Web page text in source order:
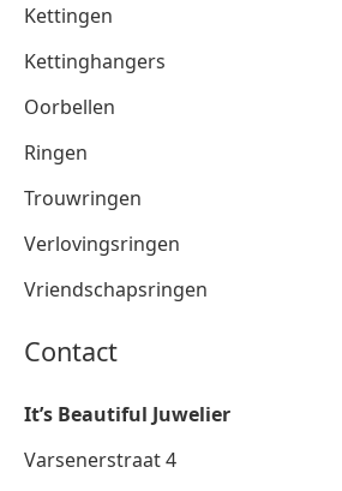
Kettingen
Kettinghangers
Oorbellen
Ringen
Trouwringen
Verlovingsringen
Vriendschapsringen
Contact
It’s Beautiful Juwelier
Varsenerstraat 4